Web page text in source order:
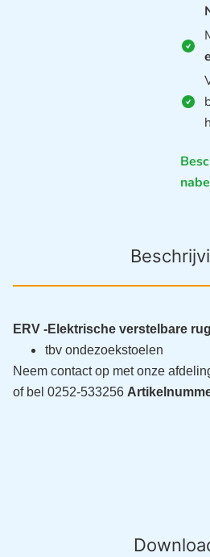
ERV -Elektrische verstelbare
tbv ondezoekstoelen
Neem contact op met onze
of bel 0252-533256